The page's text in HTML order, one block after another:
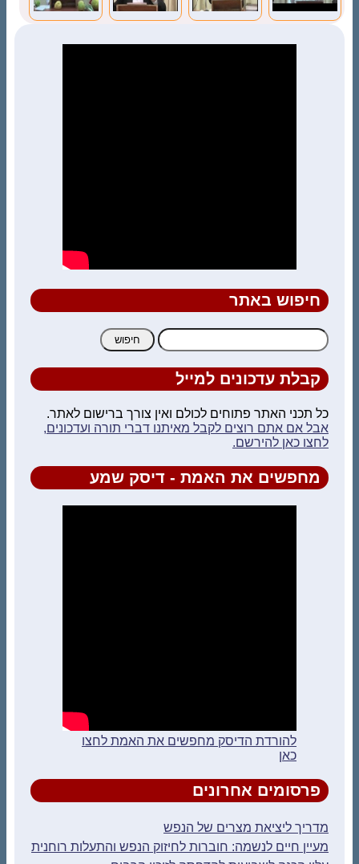
חיפוש באתר
חיפוש:
קבלת עדכונים למייל
כל תכני האתר פתוחים לכולם ואין צורך ברישום לאתר.
אבל אם אתם רוצים לקבל מאיתנו דברי תורה ועדכונים,
לחצו כאן להירשם.
מחפשים את האמת - דיסק שמע
להורדת הדיסק מחפשים את האמת לחצו
כאן
פרסומים אחרונים
מדריך ליציאת מצרים של הנפש
מעיין חיים לנשמה: חוברות לחיזוק הנפש והתעלות רוחנית